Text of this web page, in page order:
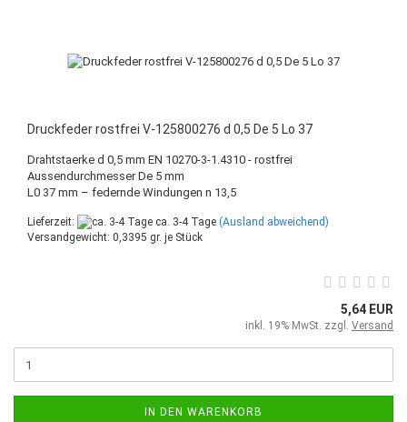
Druckfeder rostfrei V-125800276 d 0,5 De 5 Lo 37
Drahtstaerke d 0,5 mm EN 10270-3-1.4310 - rostfrei
Aussendurchmesser De 5 mm
L0 37 mm – federnde Windungen n 13,5
Lieferzeit: ca. 3-4 Tage (Ausland abweichend)
Versandgewicht: 0,3395 gr. je Stück
5,64 EUR
inkl. 19% MwSt. zzgl. Versand
IN DEN WARENKORB